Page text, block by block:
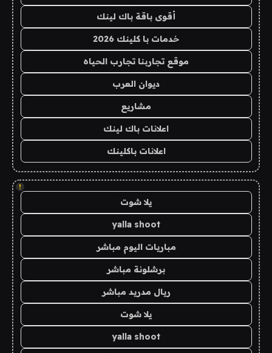
أقوى باقة باك لينك
خدمات با كلينك 2026
موقع تجاربنا تجارب الحياه
ديوان العرب
مشاريع
اعلانات باك لينك
اعلانات باكلينك
!
يلا شوت
yalla shoot
مباريات اليوم مباشر
برشلونة مباشر
ريال مدريد مباشر
يلا شوت
yalla shoot